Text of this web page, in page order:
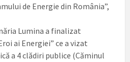
de Energie din România”,
Lumina a finalizat
ai Energiei” ce a vizat
a 4 clădiri publice (Căminul